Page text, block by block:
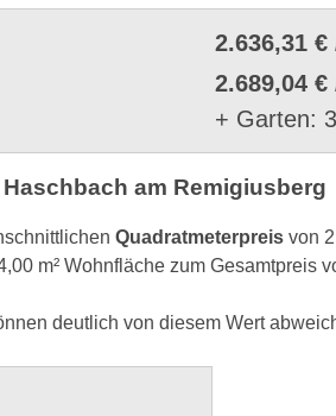
2.636,31 €
2.689,04 €
+ Garten:
am Remigiusberg
Quadratmeterpreis von
m² Wohnfläche zum Gesamtpreis
deutlich von diesem Wert